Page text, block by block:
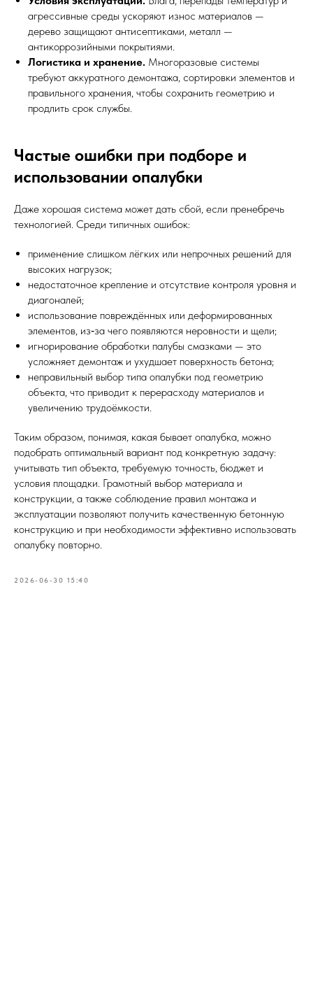
агрессивные среды ускоряют износ материалов —
дерево защищают антисептиками, металл —
антикоррозийными покрытиями.
Логистика и хранение. Многоразовые системы
требуют аккуратного демонтажа, сортировки элементов и
правильного хранения, чтобы сохранить геометрию и
продлить срок службы.
Частые ошибки при подборе и
использовании опалубки
Даже хорошая система может дать сбой, если пренебречь
технологией. Среди типичных ошибок:
применение слишком лёгких или непрочных решений для
высоких нагрузок;
недостаточное крепление и отсутствие контроля уровня и
диагоналей;
использование повреждённых или деформированных
элементов, из‑за чего появляются неровности и щели;
игнорирование обработки палубы смазками — это
усложняет демонтаж и ухудшает поверхность бетона;
неправильный выбор типа опалубки под геометрию
объекта, что приводит к перерасходу материалов и
увеличению трудоёмкости.
Таким образом, понимая, какая бывает опалубка, можно
подобрать оптимальный вариант под конкретную задачу:
учитывать тип объекта, требуемую точность, бюджет и
условия площадки. Грамотный выбор материала и
конструкции, а также соблюдение правил монтажа и
эксплуатации позволяют получить качественную бетонную
конструкцию и при необходимости эффективно использовать
опалубку повторно.
2026-06-30 15:40